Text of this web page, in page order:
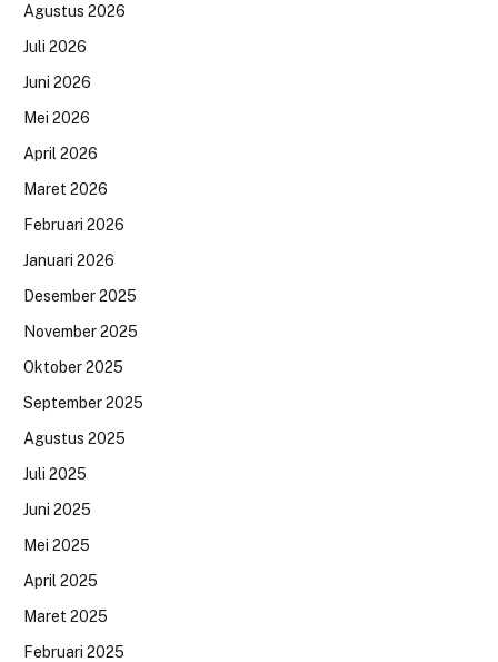
Agustus 2026
Juli 2026
Juni 2026
Mei 2026
April 2026
Maret 2026
Februari 2026
Januari 2026
Desember 2025
November 2025
Oktober 2025
September 2025
Agustus 2025
Juli 2025
Juni 2025
Mei 2025
April 2025
Maret 2025
Februari 2025